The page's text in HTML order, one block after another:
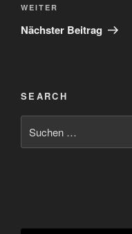
Nächster
Beitrag
WEITER
Nächster Beitrag
SEARCH
nach: